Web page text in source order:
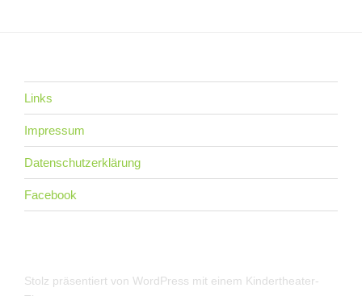
Links
Impressum
Datenschutzerklärung
Facebook
Stolz präsentiert von WordPress mit einem Kindertheater-